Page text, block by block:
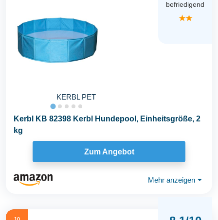
KERBL PET
befriedigend
★★
Kerbl KB 82398 Kerbl Hundepool, Einheitsgröße, 2
kg
Zum Angebot
Mehr anzeigen ⏷